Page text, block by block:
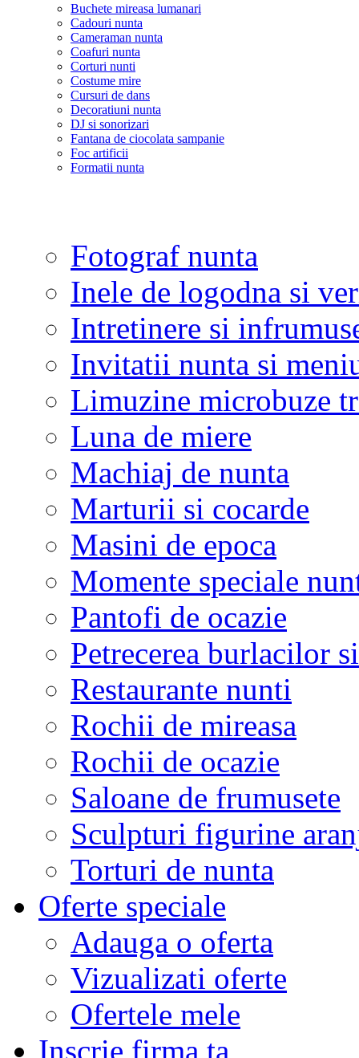
Buchete mireasa lumanari
Cadouri nunta
Cameraman nunta
Coafuri nunta
Corturi nunti
Costume mire
Cursuri de dans
Decoratiuni nunta
DJ si sonorizari
Fantana de ciocolata sampanie
Foc artificii
Formatii nunta
Fotograf nunta
Inele de logodna si
Intretinere si
Invitatii nunta si
Limuzine microbuze
Luna de miere
Machiaj de nunta
Marturii si cocarde
Masini de epoca
Momente speciale
Pantofi de ocazie
Petrecerea burlacilor
Restaurante nunti
Rochii de mireasa
Rochii de ocazie
Saloane de frumusete
Sculpturi figurine
Torturi de nunta
Oferte speciale
Adauga o oferta
Vizualizati oferte
Ofertele mele
Inscrie firma ta